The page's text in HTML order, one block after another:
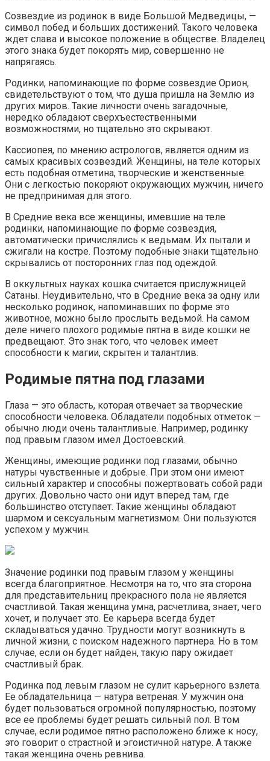
Созвездие из родинок в виде Большой Медведицы, —
символ побед и больших достижений. Такого человека
ждет слава и высокое положение в обществе. Владелец
этого знака будет покорять мир, совершенно не
напрягаясь.
Родинки, напоминающие по форме созвездие Орион,
свидетельствуют о том, что душа пришла на Землю из
других миров. Такие личности очень загадочные,
нередко обладают сверхъестественными
возможностями, но тщательно это скрывают.
Кассиопея, по мнению астрологов, является одним из
самых красивых созвездий. Женщины, на теле которых
есть подобная отметина, творческие и женственные.
Они с легкостью покоряют окружающих мужчин, ничего
не предпринимая для этого.
В Средние века все женщины, имевшие на теле
родинки, напоминающие по форме созвездия,
автоматически причислялись к ведьмам. Их пытали и
сжигали на костре. Поэтому подобные знаки тщательно
скрывались от посторонних глаз под одеждой.
В оккультных науках кошка считается прислужницей
Сатаны. Неудивительно, что в Средние века за одну или
несколько родинок, напоминавших по форме это
животное, можно было прослыть ведьмой. На самом
деле ничего плохого родимые пятна в виде кошки не
предвещают. Это знак того, что человек имеет
способности к магии, скрытен и талантлив.
Родимые пятна под глазами
Глаза — это область, которая отвечает за творческие
способности человека. Обладатели подобных отметок —
обычно люди очень талантливые. Например, родинку
под правым глазом имел Достоевский.
Женщины, имеющие родинки под глазами, обычно
натуры чувственные и добрые. При этом они имеют
сильный характер и способны пожертвовать собой ради
других. Довольно часто они идут вперед там, где
большинство отступает. Такие женщины обладают
шармом и сексуальным магнетизмом. Они пользуются
успехом у мужчин.
Значение родинки под правым глазом у женщины
всегда благоприятное. Несмотря на то, что эта сторона
для представительниц прекрасного пола не является
счастливой. Такая женщина умна, расчетлива, знает, чего
хочет, и получает это. Ее карьера всегда будет
складываться удачно. Трудности могут возникнуть в
личной жизни, с поиском надежного партнера. Но в том
случае, если он будет найден, такую пару ожидает
счастливый брак.
Родинка под левым глазом не сулит карьерного взлета.
Ее обладательница — натура ветреная. У мужчин она
будет пользоваться огромной популярностью, поэтому
все ее проблемы будет решать сильный пол. В том
случае, если родимое пятно расположено ближе к носу,
это говорит о страстной и эгоистичной натуре. А также
такая женщина очень ревнива.